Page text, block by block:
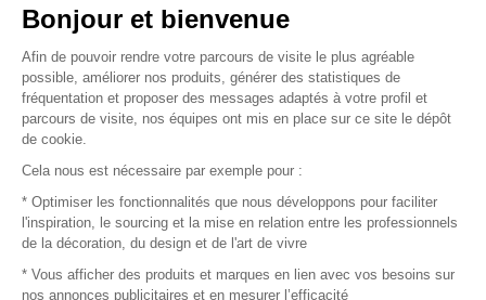
Vendez vos produits
Plan du site
© 2016 –Organisation SAFI
Recrutement
Bonjour et bienvenue
Afin de pouvoir rendre votre parcours de visite le plus agréable
possible, améliorer nos produits, générer des statistiques de
fréquentation et proposer des messages adaptés à votre profil et
parcours de visite, nos équipes ont mis en place sur ce site le dépôt
de cookie.
Cela nous est nécessaire par exemple pour :
* Optimiser les fonctionnalités que nous développons pour faciliter
l'inspiration, le sourcing et la mise en relation entre les professionnels
de la décoration, du design et de l'art de vivre
* Vous afficher des produits et marques en lien avec vos besoins sur
nos annonces publicitaires et en mesurer l’efficacité